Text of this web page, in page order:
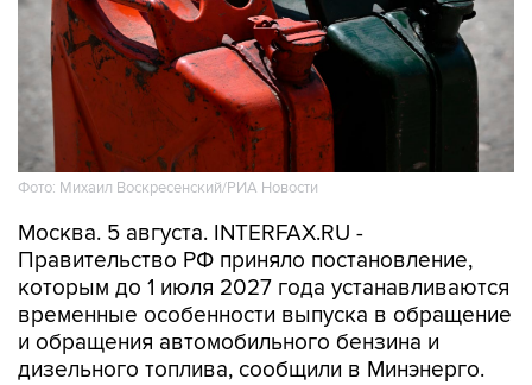
Фото: Михаил Воскресенский/РИА Новости
Москва. 5 августа. INTERFAX.RU -
Правительство РФ приняло постановление,
которым до 1 июля 2027 года устанавливаются
временные особенности выпуска в обращение
и обращения автомобильного бензина и
дизельного топлива, сообщили в Минэнерго.